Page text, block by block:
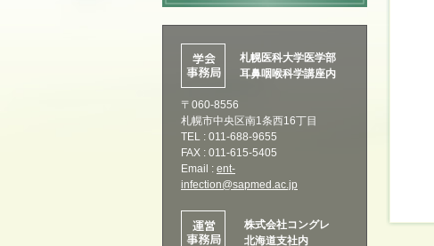
札幌医科大学医学部
耳鼻咽喉科学講座内
〒060-8556
札幌市中央区南1条西16丁目
TEL : 011-688-9655
FAX : 011-615-5405
Email : ent-
infection@sapmed.ac.jp
株式会社コングレ
北海道支社内